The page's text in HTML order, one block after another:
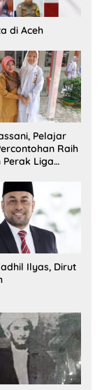
di Aceh
Pelajar
Raih
Perak Liga
Ilyas, Dirut